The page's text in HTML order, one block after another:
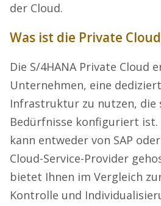
der Cloud.
Was ist die Private
Die S/4HANA Private Cloud
Unternehmen, eine
Infrastruktur zu nutzen, die
Bedürfnisse konfiguriert ist.
kann entweder von SAP
Cloud-Service-Provider
bietet Ihnen im Vergleich
Kontrolle und